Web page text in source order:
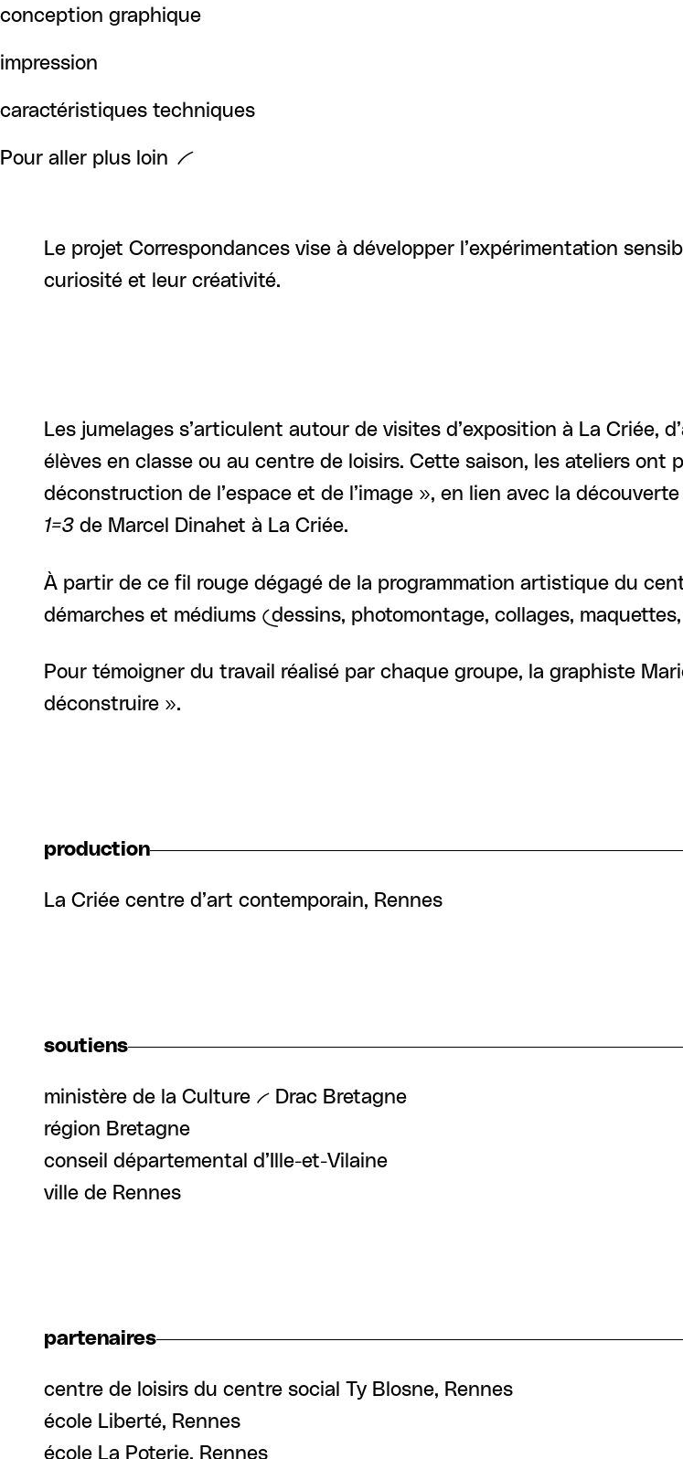
conception graphique
impression
caractéristiques techniques
Pour aller plus loin
Le projet Correspondances vise à développer l’expérimentation
curiosité et leur créativité.
Les jumelages s’articulent autour de visites d’exposition à La Criée,
élèves en classe ou au centre de loisirs. Cette saison, les ateliers ont
déconstruction de l’espace et de l’image », en lien avec la
1=3 de Marcel Dinahet à La Criée.
À partir de ce fil rouge dégagé de la programmation artistique du
démarches et médiums (dessins, photomontage, collages,
Pour témoigner du travail réalisé par chaque groupe, la graphiste
déconstruire ».
production
La Criée centre d’art contemporain, Rennes
soutiens
ministère de la Culture -- Drac Bretagne
région Bretagne
conseil départemental d’Ille-et-Vilaine
ville de Rennes
partenaires
centre de loisirs du centre social Ty Blosne, Rennes
école Liberté, Rennes
école La Poterie, Rennes